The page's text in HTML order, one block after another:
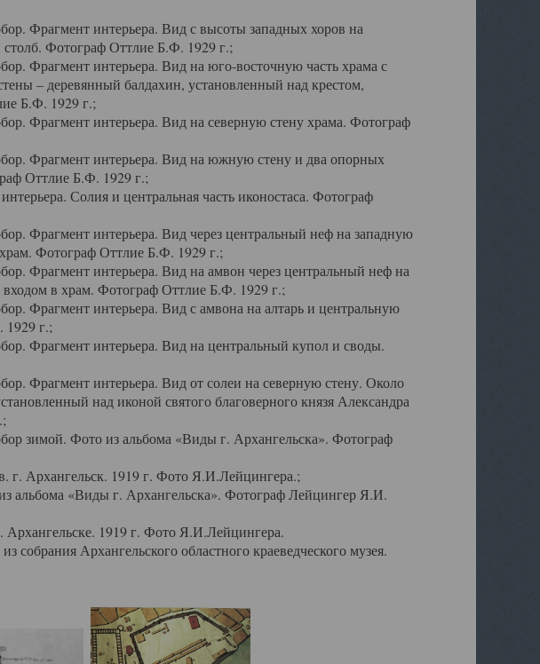
Фрагмент интерьера. Вид с высоты западных хоров на
Фотограф Оттлие Б.Ф. 1929 г.;
Фрагмент интерьера. Вид на юго-восточную часть храма с
– деревянный балдахин, установленный над крестом,
Б.Ф. 1929 г.;
Фрагмент интерьера. Вид на северную стену храма. Фотограф
Фрагмент интерьера. Вид на южную стену и два опорных
Оттлие Б.Ф. 1929 г.;
Солия и центральная часть иконостаса. Фотограф
Фрагмент интерьера. Вид через центральный неф на западную
Фотограф Оттлие Б.Ф. 1929 г.;
Фрагмент интерьера. Вид на амвон через центральный неф на
в храм. Фотограф Оттлие Б.Ф. 1929 г.;
Фрагмент интерьера. Вид с амвона на алтарь и центральную
1929 г.;
Фрагмент интерьера. Вид на центральный купол и своды.
Фрагмент интерьера. Вид от солеи на северную стену. Около
над иконой святого благоверного князя Александра
зимой. Фото из альбома «Виды г. Архангельска». Фотограф
Архангельск. 1919 г. Фото Я.И.Лейцингера.;
альбома «Виды г. Архангельска». Фотограф Лейцингер Я.И.
1919 г. Фото Я.И.Лейцингера.
Архангельского областного краеведческого музея.